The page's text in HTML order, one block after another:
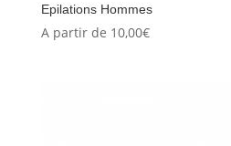
Epilations Hommes
A partir de 10,00€